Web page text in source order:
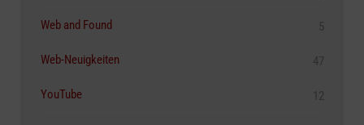
Web and Found 5
Web-Neuigkeiten 47
YouTube 12